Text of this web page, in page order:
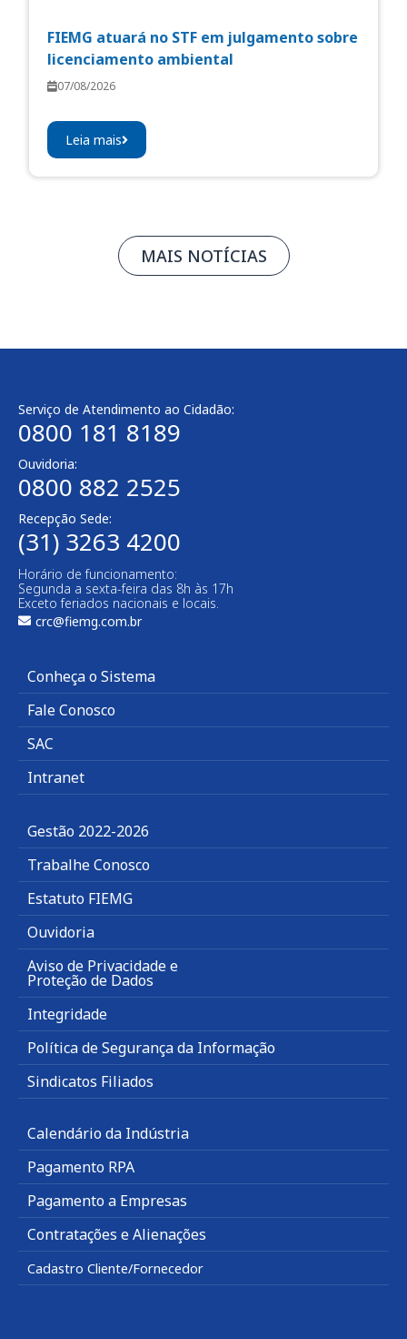
FIEMG atuará no STF em julgamento sobre
licenciamento ambiental
07/08/2026
Leia mais
MAIS NOTÍCIAS
Serviço de Atendimento ao Cidadão:
0800 181 8189
Ouvidoria:
0800 882 2525​
Recepção Sede:
(31) 3263 4200
Horário de funcionamento:
Segunda a sexta-feira das 8h às 17h
Exceto feriados nacionais e locais.
crc@fiemg.com.br
Conheça o Sistema
Fale Conosco
SAC
Intranet
Gestão 2022-2026
Trabalhe Conosco
Estatuto FIEMG
Ouvidoria
Aviso de Privacidade e
Proteção de Dados
Integridade
Política de Segurança da Informação
Sindicatos Filiados
Calendário da Indústria
Pagamento RPA
Pagamento a Empresas
Contratações e Alienações
Cadastro Cliente/Fornecedor